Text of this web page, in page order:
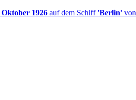
Oktober 1926 auf dem Schiff 'Berlin' von